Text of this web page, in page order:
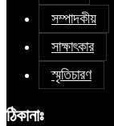
সম্পাদকীয়
সাক্ষাৎকার
স্মৃতিচারণ
ঠিকানাঃ